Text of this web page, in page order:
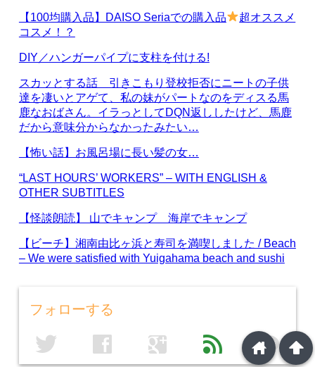
【100均購入品】DAISO Seriaでの購入品
超オススメ
コスメ！？
DIY／ハンガーパイプに支柱を付ける!
スカッとする話 引きこもり登校拒否にニートの子供
達を凄いとアゲて、私の妹がパートなのをディスる馬
鹿なおばさん。イラっとしてDQN返ししたけど、馬鹿
だから意味分からなかったみたい…
【怖い話】お風呂場に長い髪の女…
“LAST HOURS’ WORKERS” – WITH ENGLISH &
OTHER SUBTITLES
【怪談朗読】 山でキャンプ 海岸でキャンプ
【ビーチ】湘南由比ヶ浜と寿司を満喫しました / Beach
– We were satisfied with Yuigahama beach and sushi
フォローする
twitter facebook google feed line arrowup
home